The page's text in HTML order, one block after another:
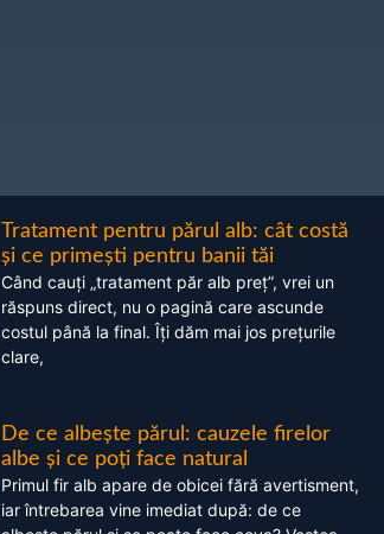
Tratament pentru părul alb: cât costă
și ce primești pentru banii tăi
Când cauți „tratament păr alb preț”, vrei un
răspuns direct, nu o pagină care ascunde
costul până la final. Îți dăm mai jos prețurile
clare,
De ce albește părul: cauzele firelor
albe și ce poți face natural
Primul fir alb apare de obicei fără avertisment,
iar întrebarea vine imediat după: de ce